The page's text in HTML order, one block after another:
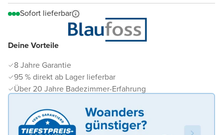
Deine Vorteile
8 Jahre Garantie
95 % direkt ab Lager lieferbar
Über 20 Jahre Badezimmer-Erfahrung
Sofort lieferbar